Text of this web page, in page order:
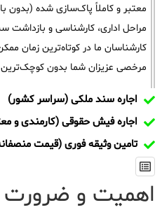
معتبر و کاملاً پاک‌سازی شده (بدون
مراحل اداری، کارشناسی و بازداشت
کارشناسان ما در کوتاه‌ترین زمان
مرخصی عزیزان شما بدون
اجاره سند ملکی (سراسر کشور)
اجاره فیش حقوقی (کارمندی و
تامین وثیقه فوری (قیمت
اهمیت و ضرورت